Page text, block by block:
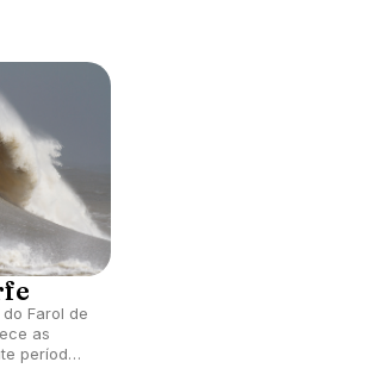
Farol de
as
período